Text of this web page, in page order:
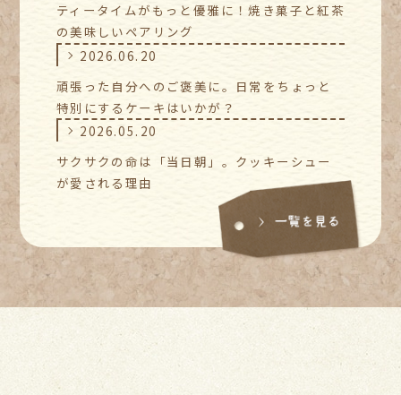
ティータイムがもっと優雅に！焼き菓子と紅茶
の美味しいペアリング
2026.06.20
頑張った自分へのご褒美に。日常をちょっと
特別にするケーキはいかが？
2026.05.20
サクサクの命は「当日朝」。クッキーシュー
が愛される理由